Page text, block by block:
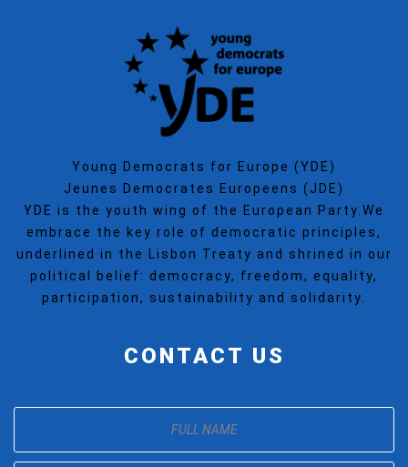
Young Democrats for Europe (YDE)
Jeunes Democrates Europeens (JDE)
YDE is the youth wing of the European Party.We
embrace the key role of democratic principles,
underlined in the Lisbon Treaty and shrined in our
political belief: democracy, freedom, equality,
participation, sustainability and solidarity.
CONTACT US